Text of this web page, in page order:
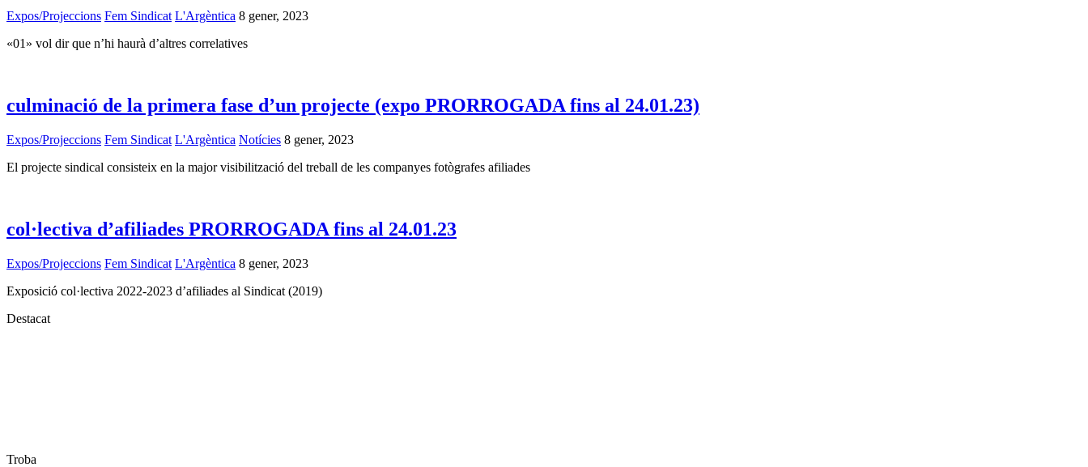
Expos/Projeccions Fem Sindicat L'Argèntica 8 gener, 2023
«01» vol dir que n’hi haurà d’altres correlatives
culminació de la primera fase d’un projecte (expo PRORROGADA fins al 24.01.23)
Expos/Projeccions Fem Sindicat L'Argèntica Notícies 8 gener, 2023
El projecte sindical consisteix en la major visibilització del treball de les companyes fotògrafes afiliades
col·lectiva d’afiliades PRORROGADA fins al 24.01.23
Expos/Projeccions Fem Sindicat L'Argèntica 8 gener, 2023
Exposició col·lectiva 2022-2023 d’afiliades al Sindicat (2019)
Destacat
Troba